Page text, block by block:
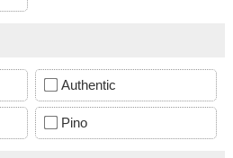
Authentic
Pino